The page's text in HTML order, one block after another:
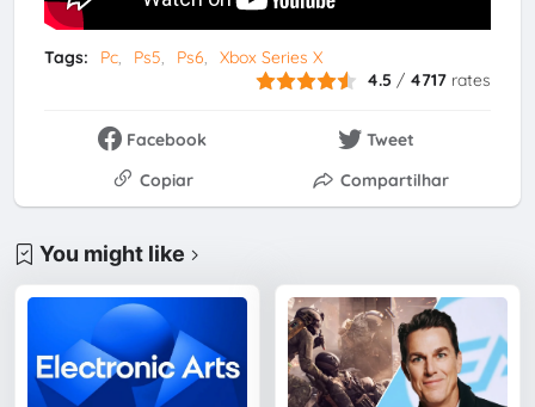
Tags: Pc Ps5 Ps6
Xbox Series X
4.5 / 4717 rates
Facebook
Tweet
Copiar
Compartilhar
You might like